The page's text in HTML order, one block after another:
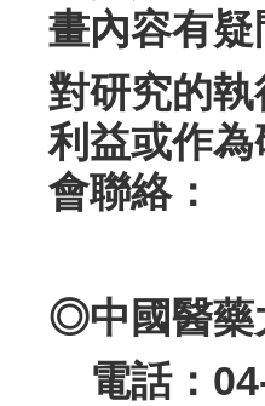
畫內容有
對研究的
利益或作
會聯絡：
◎中國醫藥
電話：